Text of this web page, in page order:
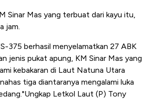
Sinar Mas yang terbuat dari kayu itu,
jam.
375 berhasil menyelamatkan 27 ABK
jenis pukat apung, KM Sinar Mas yang
kebakaran di Laut Natuna Utara
tiga diantaranya mengalami luka
Letkol Laut (P) Tony